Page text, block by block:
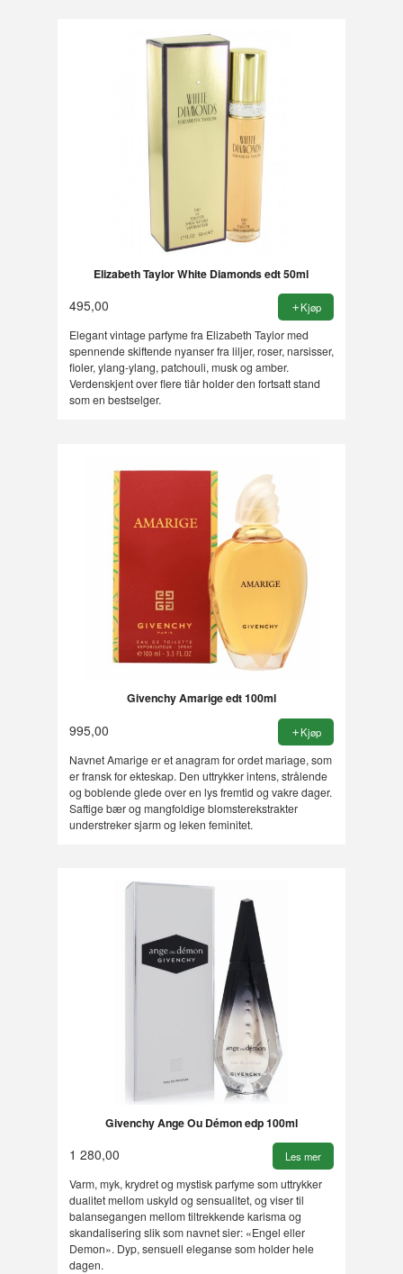
Elizabeth Taylor White Diamonds edt 50ml
495,00 Kjøp
Elegant vintage parfyme fra Elizabeth Taylor med
spennende skiftende nyanser fra liljer, roser, narsisser,
fioler, ylang-ylang, patchouli, musk og amber.
Verdenskjent over flere tiår holder den fortsatt stand
som en bestselger.
Givenchy Amarige edt 100ml
995,00 Kjøp
Navnet Amarige er et anagram for ordet mariage, som
er fransk for ekteskap. Den uttrykker intens, strålende
og boblende glede over en lys fremtid og vakre dager.
Saftige bær og mangfoldige blomsterekstrakter
understreker sjarm og leken feminitet.
Givenchy Ange Ou Démon edp 100ml
1 280,00 Les mer
Varm, myk, krydret og mystisk parfyme som uttrykker
dualitet mellom uskyld og sensualitet, og viser til
balansegangen mellom tiltrekkende karisma og
skandalisering slik som navnet sier: «Engel eller
Demon». Dyp, sensuell eleganse som holder hele
dagen.